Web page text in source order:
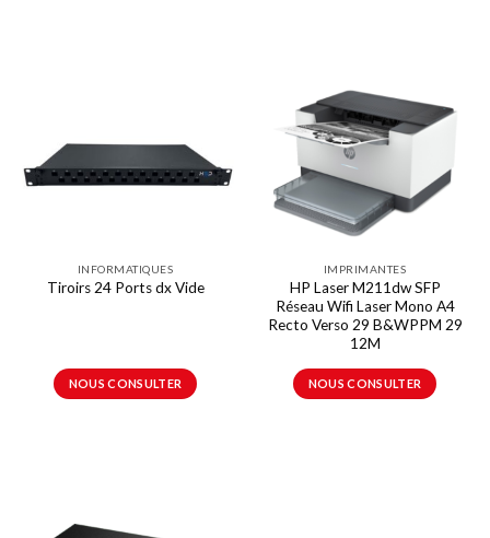
INFORMATIQUES
Tiroirs 24 Ports dx Vide
NOUS CONSULTER
IMPRIMANTES
HP Laser M211dw SFP
Réseau Wifi Laser Mono A4
Recto Verso 29 B&WPPM 29
12M
NOUS CONSULTER